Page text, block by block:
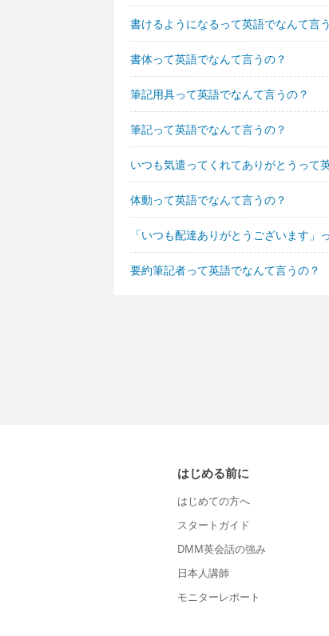
書けるようになるって英語でなんて言
書体って英語でなんて言うの？
筆記用具って英語でなんて言うの？
筆記って英語でなんて言うの？
いつも気遣ってくれてありがとうって
体動って英語でなんて言うの？
「いつも配達ありがとうございます」
要約筆記者って英語でなんて言うの？
はじめる前に
はじめての方へ
スタートガイド
DMM英会話の強み
日本人講師
モニターレポート